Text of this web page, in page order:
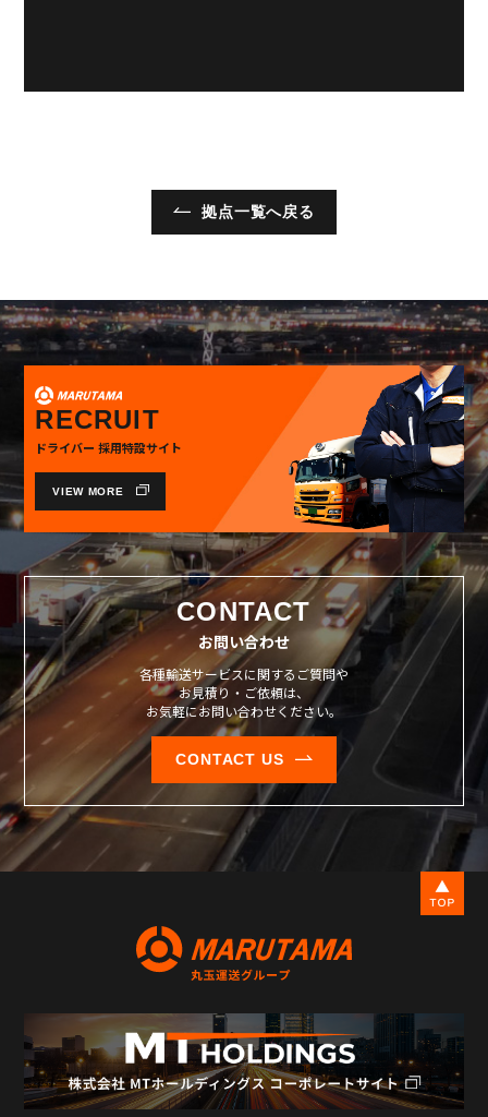
拠点一覧へ戻る
RECRUIT
ドライバー 採用特設サイト
VIEW MORE
CONTACT
お問い合わせ
各種輸送サービスに関するご質問や
お見積り・ご依頼は、
お気軽にお問い合わせください。
CONTACT US